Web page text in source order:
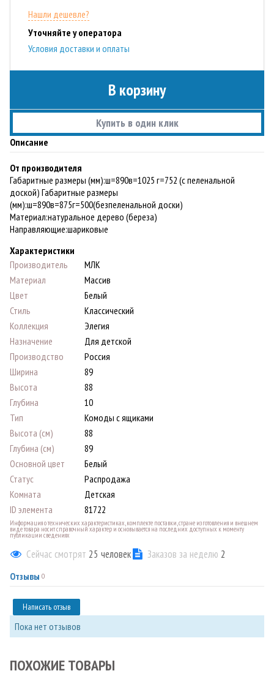
Нашли дешевле?
Уточняйте у оператора
Условия доставки и оплаты
В корзину
Купить в один клик
Описание
От производителя
Габаритные размеры (мм):ш=890в=1025 г=752 (с пеленальной
доской) Габаритные размеры
(мм):ш=890в=875г=500(безпеленальной доски)
Материал:натуральное дерево (береза)
Направляющие:шариковые
Характеристики
Производитель
МЛК
Материал
Массив
Цвет
Белый
Стиль
Классический
Коллекция
Элегия
Назначение
Для детской
Производство
Россия
Ширина
89
Высота
88
Глубина
10
Тип
Комоды с ящиками
Высота (см)
88
Глубина (см)
89
Основной цвет
Белый
Статус
Распродажа
Комната
Детская
ID элемента
81722
Информация о технических характеристиках, комплекте поставки, стране изготовления и внешнем
виде товара носит справочный характер и основывается на последних доступных к моменту
публикации сведениях
Сейчас смотрят 25 человек Заказов за неделю 2
Отзывы 0
Написать отзыв
Пока нет отзывов
ПОХОЖИЕ ТОВАРЫ